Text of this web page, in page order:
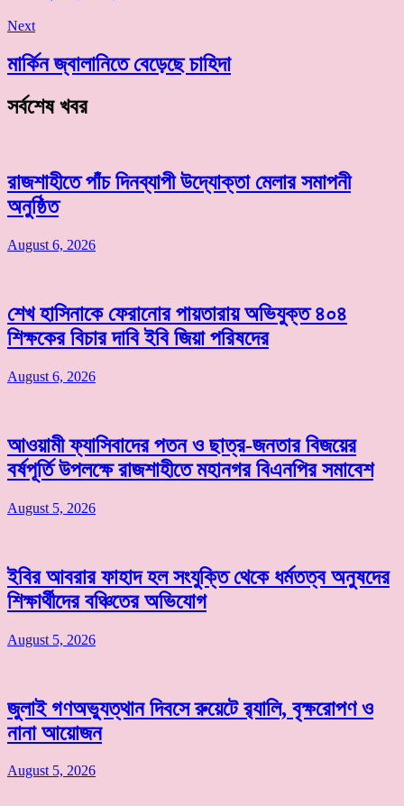
Next
মার্কিন জ্বালানিতে বেড়েছে চাহিদা
সর্বশেষ খবর
রাজশাহীতে পাঁচ দিনব্যাপী উদ্যোক্তা মেলার সমাপনী
অনুষ্ঠিত
August 6, 2026
শেখ হাসিনাকে ফেরানোর পায়তারায় অভিযুক্ত ৪০৪
শিক্ষকের বিচার দাবি ইবি জিয়া পরিষদের
August 6, 2026
আওয়ামী ফ্যাসিবাদের পতন ও ছাত্র-জনতার বিজয়ের
বর্ষপূর্তি উপলক্ষে রাজশাহীতে মহানগর বিএনপির সমাবেশ
August 5, 2026
ইবির আবরার ফাহাদ হল সংযুক্তি থেকে ধর্মতত্ব অনুষদের
শিক্ষার্থীদের বঞ্চিতের অভিযোগ
August 5, 2026
জুলাই গণঅভ্যুত্থান দিবসে রুয়েটে র‌্যালি, বৃক্ষরোপণ ও
নানা আয়োজন
August 5, 2026